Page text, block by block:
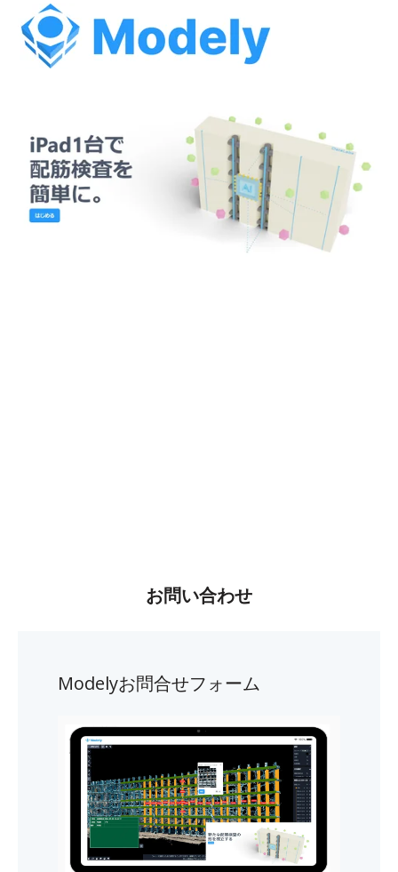
お問い合わせ
Modelyお問合せフォーム